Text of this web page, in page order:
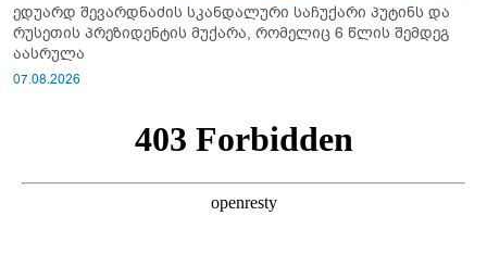
ედუარდ შევარდნაძის სკანდალური საჩუქარი პუტინს და
რუსეთის პრეზიდენტის მუქარა, რომელიც 6 წლის შემდეგ
აასრულა
07.08.2026